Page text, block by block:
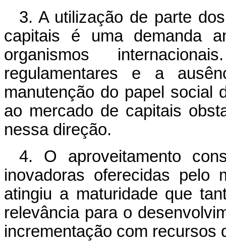
3. A utilização de parte
capitais é uma demanda
organismos
regulamentares e a
manutenção do papel social
ao mercado de capitais
nessa direção.
4. O aproveitamento
inovadoras oferecidas pelo
atingiu a maturidade que
relevância para o
incrementação com recursos